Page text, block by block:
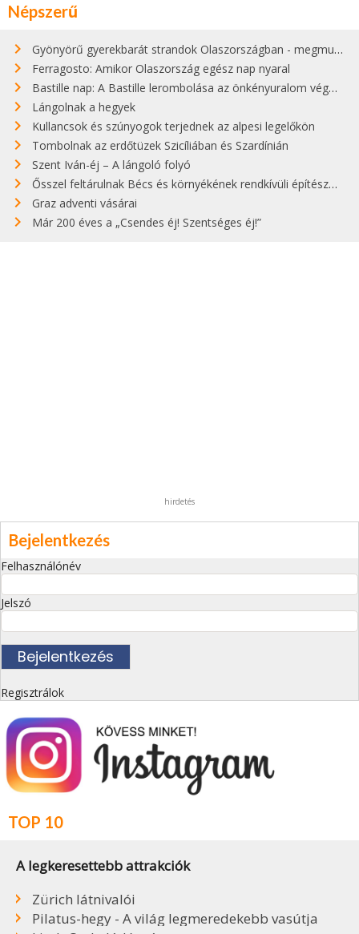
Népszerű
Gyönyörű gyerekbarát strandok Olaszországban - megmutatjuk a 15 legjobbat
Ferragosto: Amikor Olaszország egész nap nyaral
Bastille nap: A Bastille lerombolása az önkényuralom végét jelentette
Lángolnak a hegyek
Kullancsok és szúnyogok terjednek az alpesi legelőkön
Tombolnak az erdőtüzek Szicíliában és Szardínián
Szent Iván-éj – A lángoló folyó
Ősszel feltárulnak Bécs és környékének rendkívüli építészeti kincsei
Graz adventi vásárai
Már 200 éves a „Csendes éj! Szentséges éj!”
hirdetés
Bejelentkezés
Felhasználónév
Jelszó
Regisztrálok
TOP 10
A legkeresettebb attrakciók
Zürich látnivalói
Pilatus-hegy - A világ legmeredekebb vasútja